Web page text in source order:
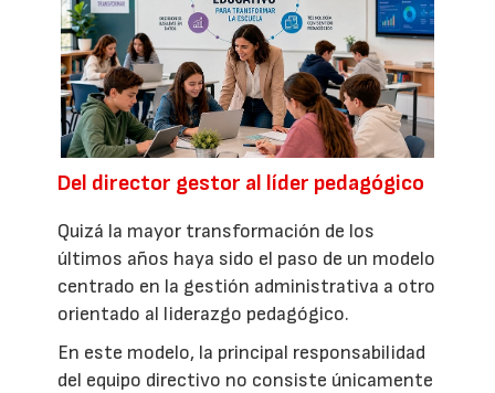
Del director gestor al líder pedagógico
Quizá la mayor transformación de los
últimos años haya sido el paso de un modelo
centrado en la gestión administrativa a otro
orientado al liderazgo pedagógico.
En este modelo, la principal responsabilidad
del equipo directivo no consiste únicamente